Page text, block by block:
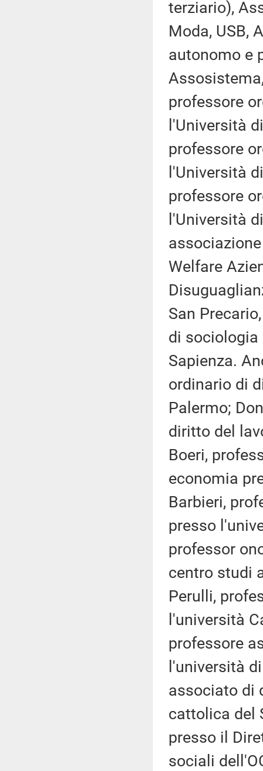
terziario),
Moda, USB,
autonomo e
professore
l'Università
professore
l'Università
professore
l'Università
Welfare
San
di sociologia
Sapienza.
ordinario di
Palermo;
diritto del
Boeri,
economia
Barbieri,
presso
professor
centro studi
Perulli,
l'università
professore
l'università
associato di
cattolica del
presso il
sociali